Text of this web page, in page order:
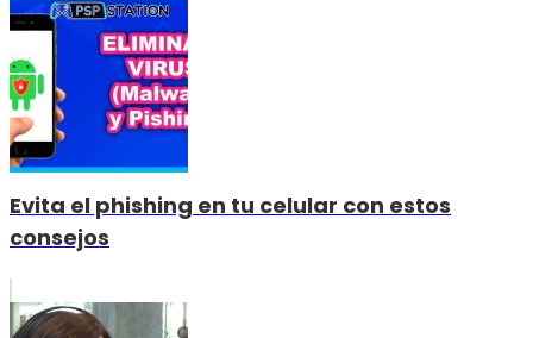
Evita el phishing en tu celular con estos
consejos